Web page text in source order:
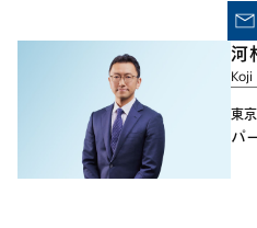
ト等の案件に携わっています。
機関を代理し、金融業務・取引規
側面の助言を行ってきました。
併案件に関し日本の代理人を務
河
東京
パ